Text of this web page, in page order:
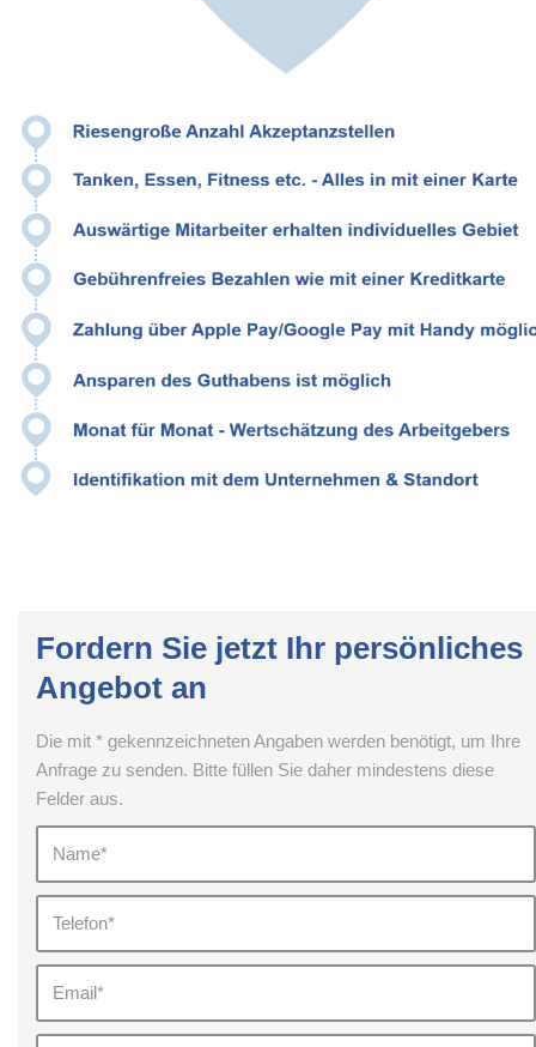
Fordern Sie jetzt Ihr persönliches
Angebot an
Die mit * gekennzeichneten Angaben werden benötigt, um Ihre
Anfrage zu senden. Bitte füllen Sie daher mindestens diese
Felder aus.